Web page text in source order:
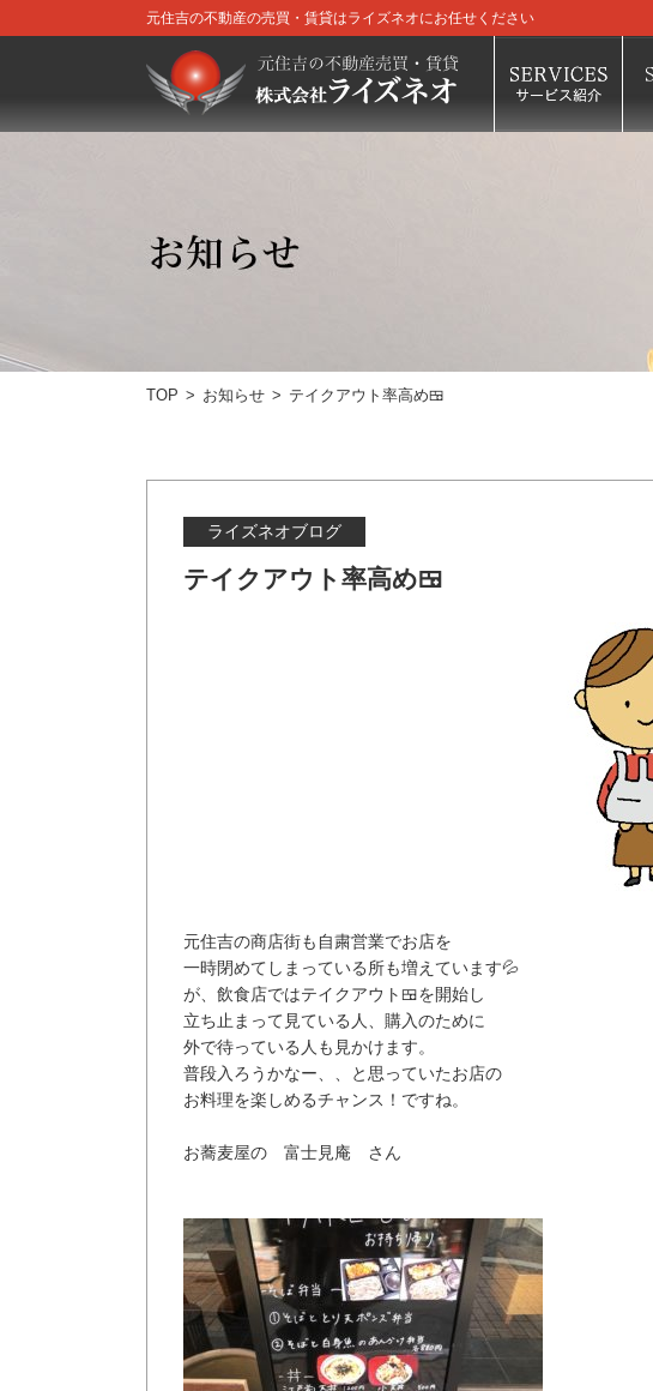
元住吉の不動産の売買・賃貸はライズネオにお任せください
TOP お知らせ テイクアウト率高め🍱
ライズネオブログ
テイクアウト率高め🍱
元住吉の商店街も自粛営業でお店を
一時閉めてしまっている所も増えています💦
が、飲食店ではテイクアウト🍱を開始し
立ち止まって見ている人、購入のために
外で待っている人も見かけます。
普段入ろうかなー、、と思っていたお店の
お料理を楽しめるチャンス！ですね。
お蕎麦屋の 富士見庵 さん